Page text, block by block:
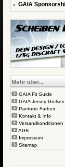
GAIA
Mehr über...
GAIA Fit Guide
GAIA Jersey Größen
Pantone Farben
Kontakt & Info
Versandkonditionen
AGB
Impressum
Sitemap